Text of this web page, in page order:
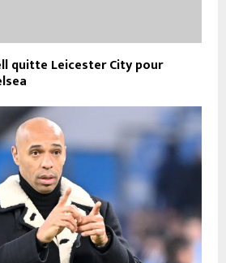
quitte Leicester City pour